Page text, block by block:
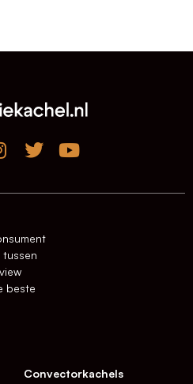
tussen
beste
Convectorkachels